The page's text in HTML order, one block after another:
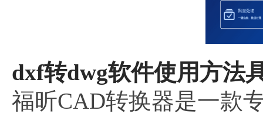
dxf转dwg软件使用方法
福昕CAD转换器是一款